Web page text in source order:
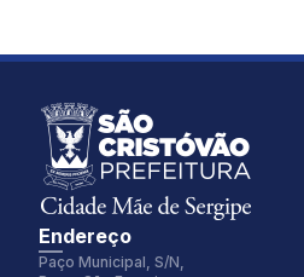
Endereço
Paço Municipal, S/N,